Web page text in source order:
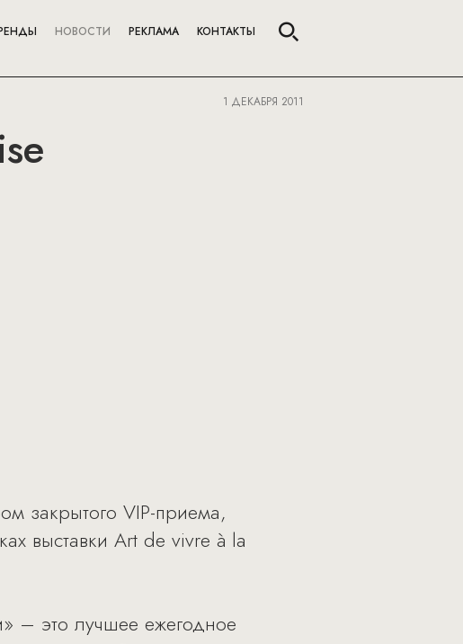
НОВОСТИ РЕКЛАМА КОНТАКТЫ
1 ДЕКАБРЯ 2011
закрытого VIP-приема,
выставки Art de vivre à la
– это лучшее ежегодное